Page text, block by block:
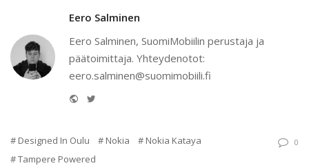
Eero Salminen
Eero Salminen, SuomiMobiilin perustaja ja
päätoimittaja. Yhteydenotot:
eero.salminen@suomimobiili.fi
Website
Designed In Oulu Nokia
Nokia Kataya
Tampere Powered
0